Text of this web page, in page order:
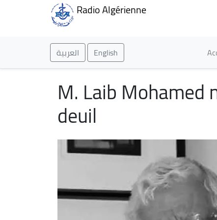
Radio Algérienne
العربية English
M. Laib Mohamed
deuil